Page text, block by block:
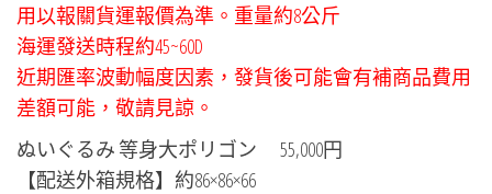
用以報關貨運報價為準。重量約8公斤
海運發送時程約45~60D
近期匯率波動幅度因素，發貨後可能會有補商品費用
差額可能，敬請見諒。
ぬいぐるみ 等身大ポリゴン 55,000円
【配送外箱規格】約86×86×66